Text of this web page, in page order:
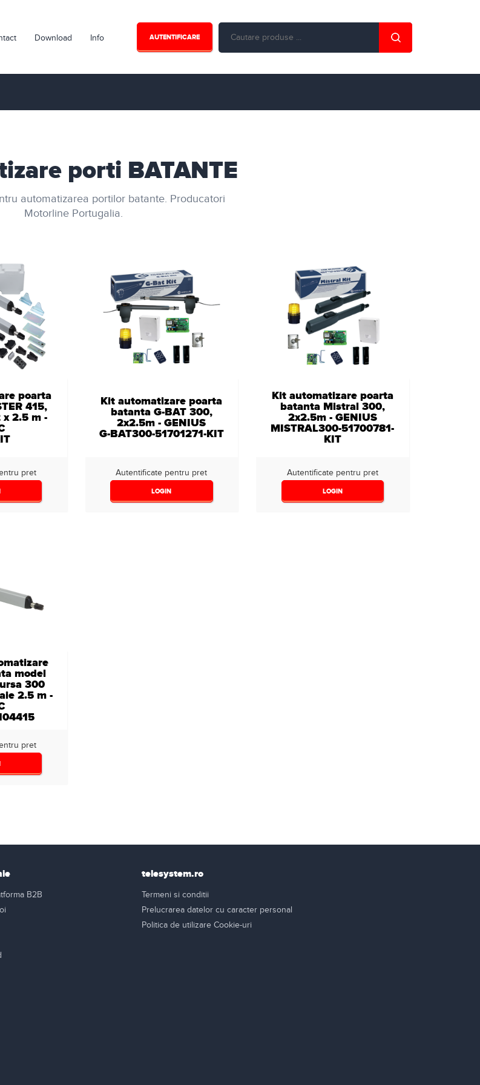
Download Info AUTENTIFICARE
porti BATANTE
automatizarea portilor batante. Producatori
Motorline Portugalia.
poarta
415,
x 2.5 m -
pret
Kit automatizare poarta
batanta G-BAT 300,
2x2.5m - GENIUS
G-BAT300-51701271-KIT
Autentificate pentru pret
LOGIN
Kit automatizare poarta
batanta Mistral 300,
2x2.5m - GENIUS
MISTRAL300-51700781-
KIT
Autentificate pentru pret
LOGIN
model
300
2.5 m -
pret
B2B
telesystem.ro
Termeni si conditii
Prelucrarea datelor cu caracter personal
Politica de utilizare Cookie-uri